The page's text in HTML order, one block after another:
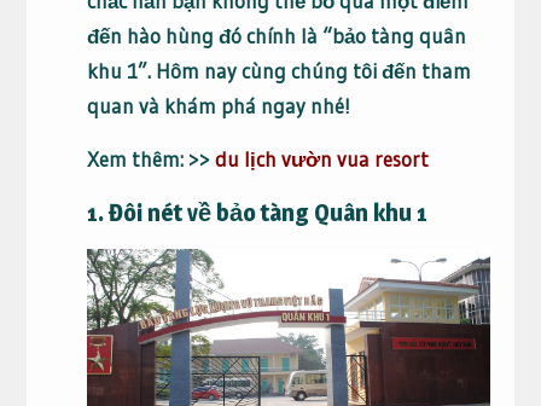
đến hào hùng đó chính là “bảo tàng quân
khu 1”. Hôm nay cùng chúng tôi đến tham
quan và khám phá ngay nhé!
Xem thêm: >>du lịch vườn vua resort
1. Đôi nét về bảo tàng Quân khu 1